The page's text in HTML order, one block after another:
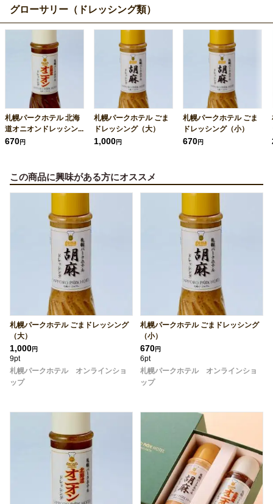
グローサリー（ドレッシング類）
札幌パークホテル 北海
道オニオンドレッシン...
670円
札幌パークホテル ごま
ドレッシング（大）
1,000円
札幌パークホテル ごま
ドレッシング（小）
670円
この商品に興味がある方にオススメ
札幌パークホテル ごまドレッシング
（大）
1,000円
9pt
札幌パークホテル オンラインショ
ップ
札幌パークホテル ごまドレッシング
（小）
670円
6pt
札幌パークホテル オンラインショ
ップ